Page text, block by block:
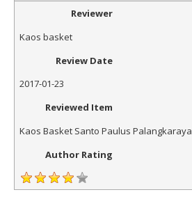
Reviewer
Kaos basket
Review Date
2017-01-23
Reviewed Item
Kaos Basket Santo Paulus Palangkaraya
Author Rating